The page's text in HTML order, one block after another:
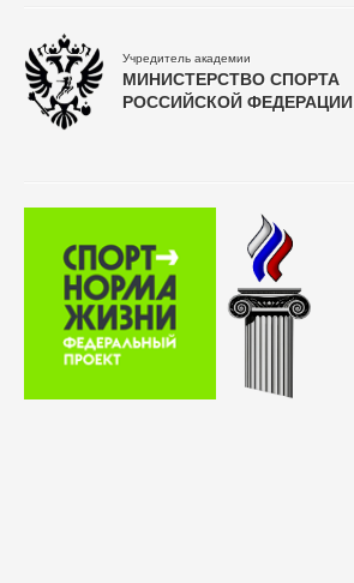
Учредитель академии
МИНИСТЕРСТВО СПОРТА
РОССИЙСКОЙ ФЕДЕРАЦИИ